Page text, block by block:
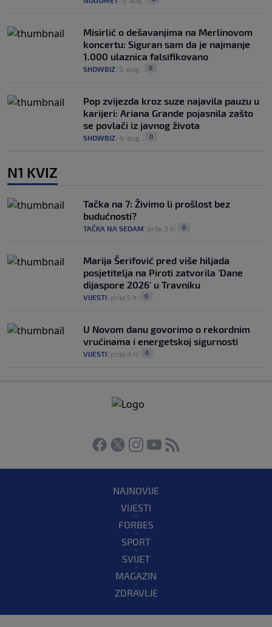
Misirlić o dešavanjima na Merlinovom
koncertu: Siguran sam da je najmanje
1.000 ulaznica falsifikovano
SHOWBIZ 5. aug. 0
Pop zvijezda kroz suze najavila pauzu u
karijeri: Ariana Grande pojasnila zašto
se povlači iz javnog života
SHOWBIZ 4. aug. 0
N1 KVIZ
Tačka na 7: Živimo li prošlost bez
budućnosti?
TAČKA NA SEDAM prije 3 h 0
Marija Šerifović pred više hiljada
posjetitelja na Piroti zatvorila 'Dane
dijaspore 2026' u Travniku
VIJESTI prije 5 h 0
U Novom danu govorimo o rekordnim
vrućinama i energetskoj sigurnosti
VIJESTI prije 4 h 0
NAJNOVIJE
VIJESTI
FORBES
SPORT
SVIJET
MAGAZIN
ZDRAVLJE